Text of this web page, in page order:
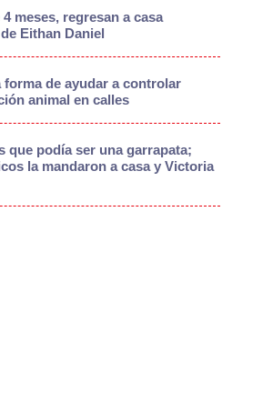
meses, regresan a casa
Eithan Daniel
forma de ayudar a controlar
animal en calles
que podía ser una garrapata;
la mandaron a casa y Victoria